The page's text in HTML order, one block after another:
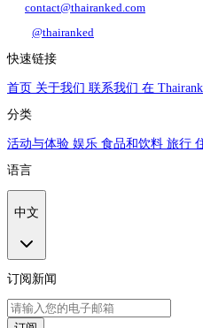
contact@thairanked.com
@thairanked
快速链接
首页 关于我们 联系我们 在
分类
活动与体验 娱乐 食品和饮料 旅行
语言
中文
订阅新闻